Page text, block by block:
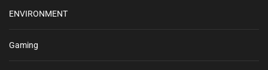
ENVIRONMENT
Gaming